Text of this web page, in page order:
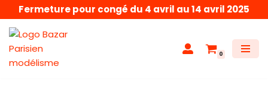
Aller
au
contenu
Fermeture pour congé du 4 avril au 14 avril 2025
0